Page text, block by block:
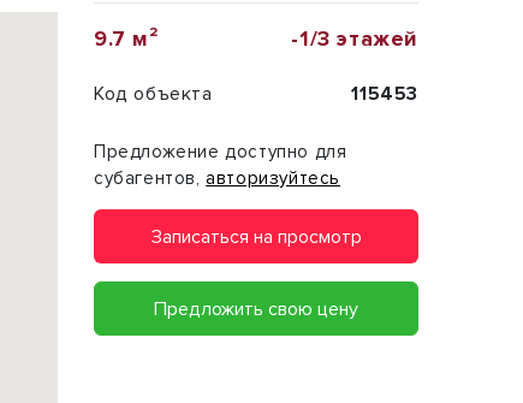
9.7 м² -1/3 этажей
Код объекта 115453
Предложение доступно для
субагентов,авторизуйтесь
Записаться на просмотр
Предложить свою цену